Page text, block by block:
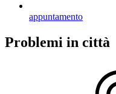
appuntamento
Problemi in città